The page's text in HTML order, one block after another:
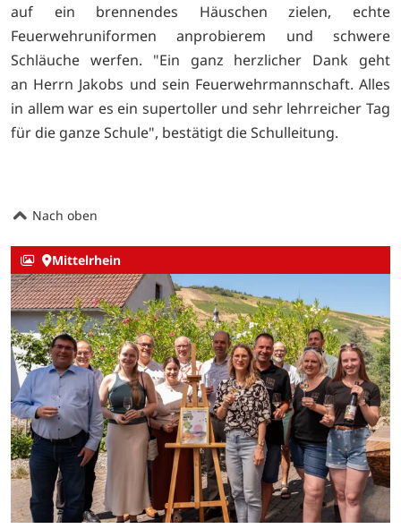
auf ein brennendes Häuschen zielen, echte
Feuerwehruniformen anprobierem und schwere
Schläuche werfen. "Ein ganz herzlicher Dank geht
an Herrn Jakobs und sein Feuerwehrmannschaft. Alles
in allem war es ein supertoller und sehr lehrreicher Tag
für die ganze Schule", bestätigt die Schulleitung.
Nach oben
Mittelrhein